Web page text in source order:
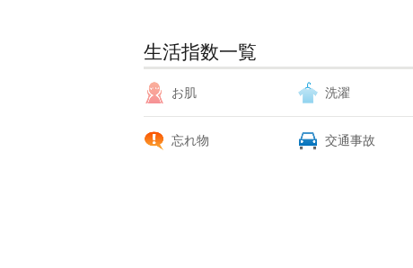
生活指数一覧
お肌 洗濯
忘れ物 交通事故